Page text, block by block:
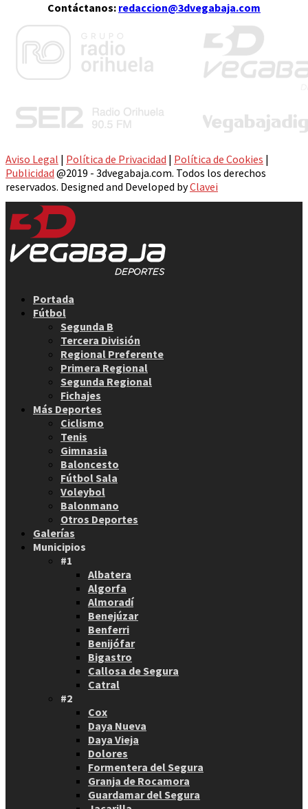
Contáctanos: redaccion@3dvegabaja.com
Aviso Legal | Política de Privacidad | Política de Cookies |
Publicidad @2019 - 3dvegabaja.com. Todos los derechos
reservados. Designed and Developed byClavei
Portada
Fútbol
Segunda B
Tercera División
Regional Preferente
Primera Regional
Segunda Regional
Fichajes
Más Deportes
Ciclismo
Tenis
Gimnasia
Baloncesto
Fútbol Sala
Voleybol
Balonmano
Otros Deportes
Galerías
Municipios
#1
Albatera
Algorfa
Almoradí
Benejúzar
Benferri
Benijófar
Bigastro
Callosa de Segura
Catral
#2
Cox
Daya Nueva
Daya Vieja
Dolores
Formentera del Segura
Granja de Rocamora
Guardamar del Segura